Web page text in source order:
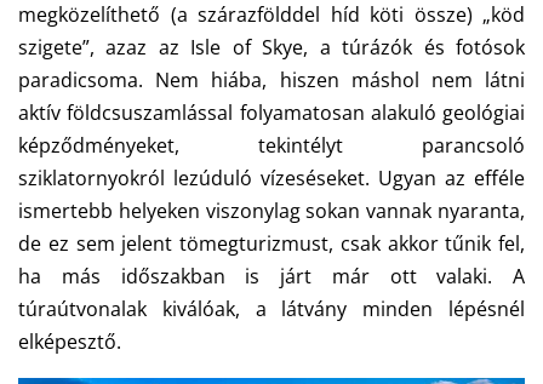
megközelíthető (a szárazfölddel híd köti össze) „köd
szigete”, azaz az Isle of Skye, a túrázók és fotósok
paradicsoma. Nem hiába, hiszen máshol nem látni
aktív földcsuszamlással folyamatosan alakuló geológiai
képződményeket, tekintélyt parancsoló
sziklatornyokról lezúduló vízeséseket. Ugyan az efféle
ismertebb helyeken viszonylag sokan vannak nyaranta,
de ez sem jelent tömegturizmust, csak akkor tűnik fel,
ha más időszakban is járt már ott valaki. A
túraútvonalak kiválóak, a látvány minden lépésnél
elképesztő.